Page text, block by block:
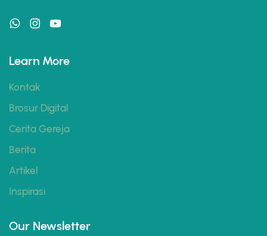
Learn More
Kontak
Brosur Digital
Cerita Gereja
Berita
Artikel
Inspirasi
Our Newsletter